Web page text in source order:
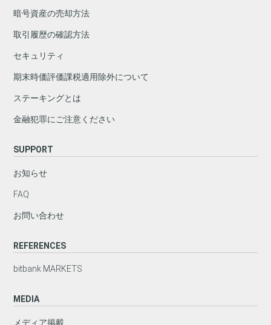
暗号資産の売却方法
取引履歴の確認方法
セキュリティ
期末時価評価課税適用除外について
ステーキングとは
金融犯罪にご注意ください
SUPPORT
お知らせ
FAQ
お問い合わせ
REFERENCES
bitbank MARKETS
MEDIA
メディア掲載